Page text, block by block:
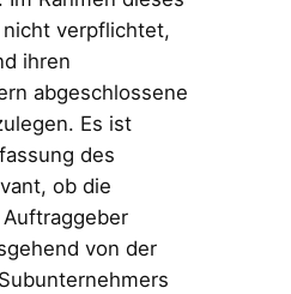
verpflichtet,
ihren
abgeschlossene
Es ist
des
ob die
von der